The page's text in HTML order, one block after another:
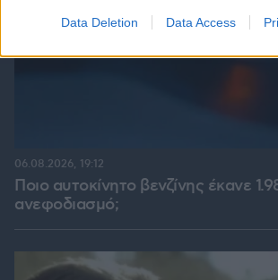
Data Deletion Data Access
Ποιο αυτοκίνητο βενζίνης έκανε
ανεφοδιασμό;
06.08.2026, 19:12